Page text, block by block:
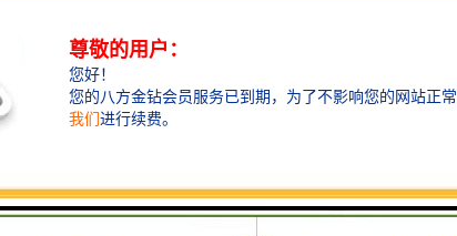
化创意园详情
2019年07月；
广东省深圳市南山区南头街；